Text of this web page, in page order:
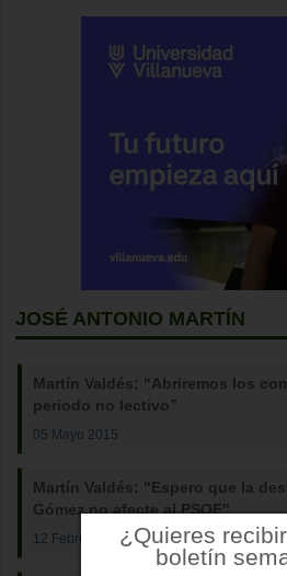
JOSÉ ANTONIO MARTÍN
Martín Valdés: “Abriremos los
periodo no lectivo”
05 Mayo 2015
Martín Valdés: "Espero que la
Gómez no afecte al PSOE"
12 Febrero 2015¿Quieres
boletín